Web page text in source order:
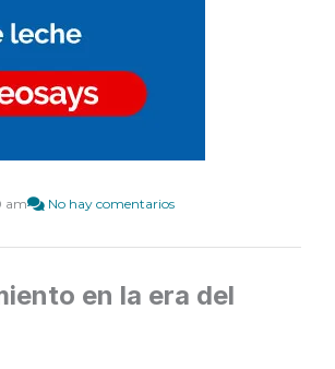
am No hay comentarios
en la era del